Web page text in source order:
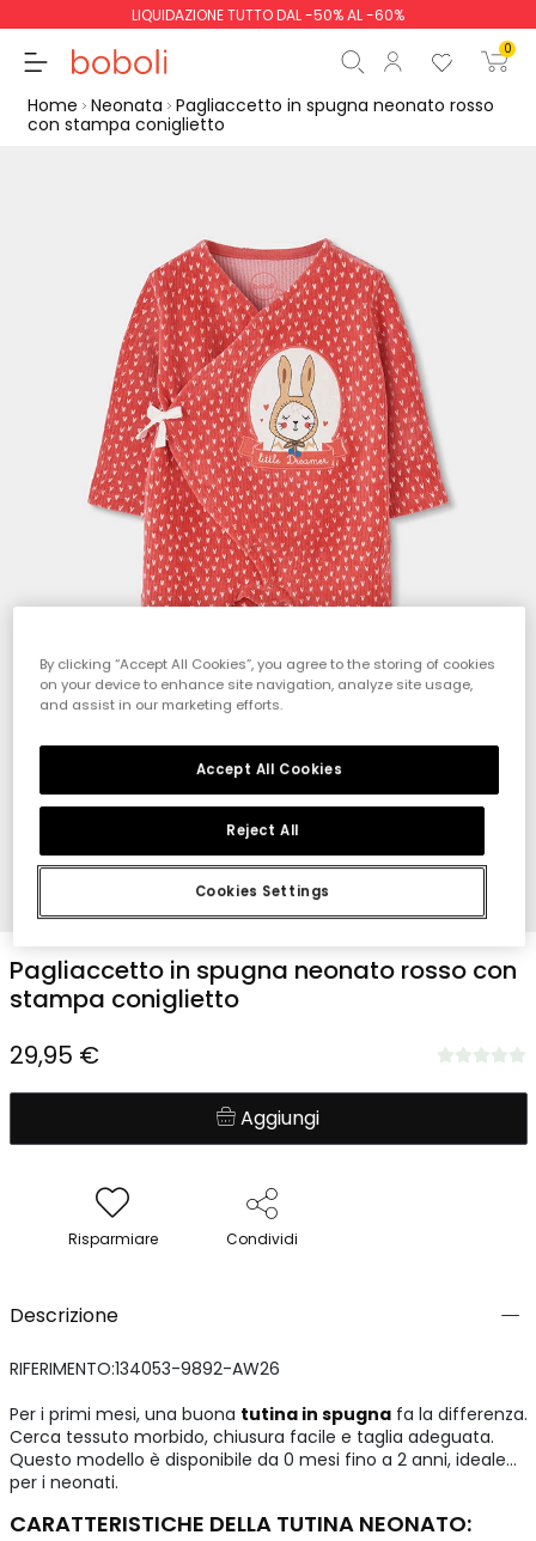
LIQUIDAZIONE TUTTO DAL -50% AL -60%
0
Continua Inizio ordine
Home Neonata Pagliaccetto in spugna neonato rosso
con stampa coniglietto
1 2 3 4
Pagliaccetto in spugna neonato rosso con
stampa coniglietto
29,95 €
Aggiungi
Risparmiare Condividi
Descrizione
RIFERIMENTO:134053-9892-AW26
Per i primi mesi, una buona tutina in spugnafa la differenza.
Cerca tessuto morbido, chiusura facile e taglia adeguata.
Questo modello è disponibile da 0 mesi fino a 2 anni, ideale
per i neonati.
CARATTERISTICHE DELLA TUTINA NEONATO:
By clicking “Accept All Cookies”, you agree to the storing of cookies
on your device to enhance site navigation, analyze site usage,
and assist in our marketing efforts.
Cookies Settings
Reject All
Accept All Cookies